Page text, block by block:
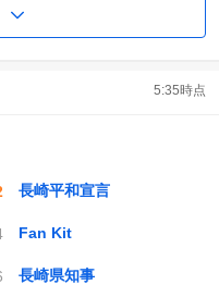
5:35時点
長崎平和宣言
Fan Kit
長崎県知事